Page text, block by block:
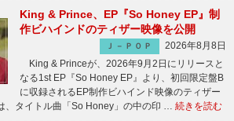
King & Prince、EP『So Honey EP』制
作ビハインドのティザー映像を公開
Ｊ－ＰＯＰ
2026年8月8日
King & Princeが、2026年9月2日にリリースと
なる1st EP『So Honey EP』より、初回限定盤B
に収録されるEP制作ビハインド映像のティザー
タイトル曲「So Honey」の中の印 … 続きを読む